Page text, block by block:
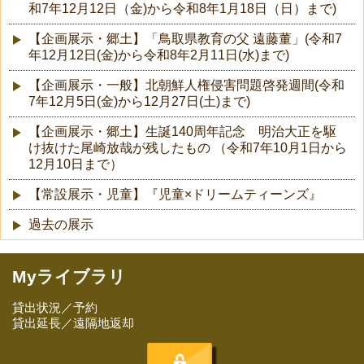
和7年12月12日（金)から令和8年1月18日（日）まで)
【企画展示・郷土】「鳥取県教育の父 遠藤董」(令和7
年12月12日(金)から令和8年2月11日(水)まで)
【企画展示・一般】北朝鮮人権侵害問題啓発週間(令和
7年12月5日(金)から12月27日(土)まで)
【企画展示・郷土】生誕140周年記念 明治大正を駆
け抜けた尾崎放哉が残したもの （令和7年10月1日から
12月10日まで）
【常設展示・児童】『児童×ドリームティーンズ』
過去の展示
Myライブラリ
貸出状況／予約
貸出延長／遠隔地返却